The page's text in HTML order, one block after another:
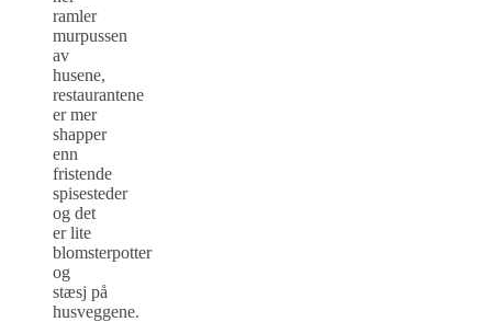
ramler
murpussen
av
husene,
restaurantene
er mer
shapper
enn
fristende
spisesteder
og det
er lite
blomsterpotter
og
stæsj på
husveggene.